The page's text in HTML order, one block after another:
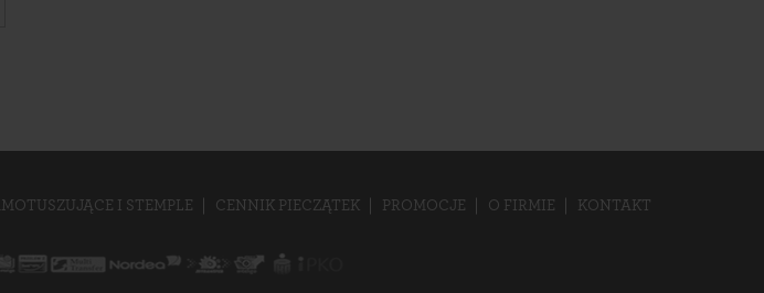
I STEMPLE CENNIK PIECZĄTEK PROMOCJE O FIRMIE KONTAKT